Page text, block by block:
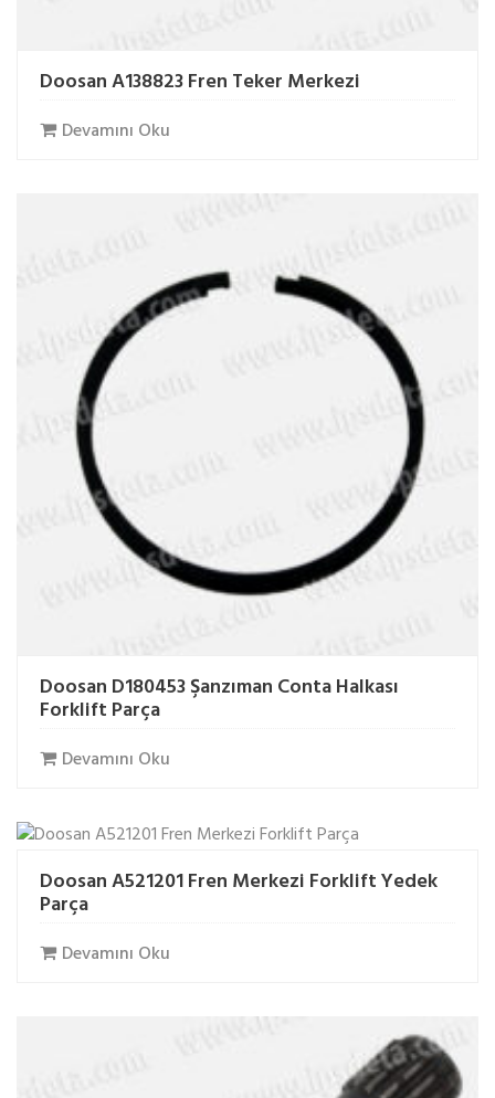
Doosan A138823 Fren Teker Merkezi
Devamını Oku
Doosan D180453 Şanzıman Conta Halkası
Forklift Parça
Devamını Oku
Doosan A521201 Fren Merkezi Forklift Yedek
Parça
Devamını Oku